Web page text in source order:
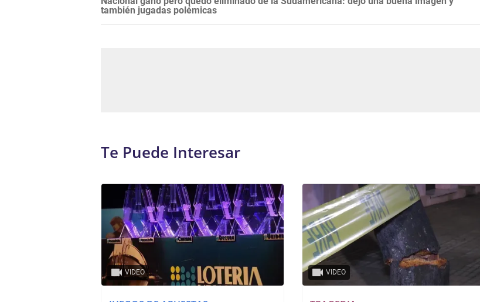
también jugadas polémicas
Te Puede Interesar
VIDEO VIDEO